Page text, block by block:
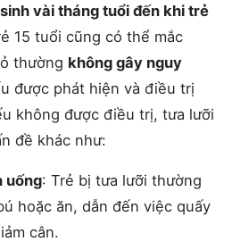
vài tháng tuổi đến khi trẻ
15 tuổi cũng có thể mắc
thường không gây nguy
được phát hiện và điều trị
không được điều trị, tưa lưỡi
đề khác như:
uống: Trẻ bị tưa lưỡi thường
hoặc ăn, dẫn đến việc quấy
cân​.